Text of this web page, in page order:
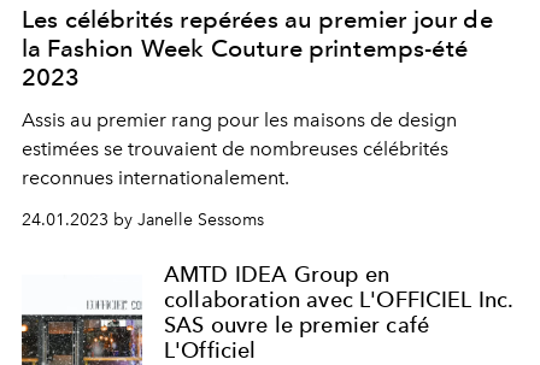
Les célébrités repérées au premier jour de
la Fashion Week Couture printemps-été
2023
Assis au premier rang pour les maisons de design
estimées se trouvaient de nombreuses célébrités
reconnues internationalement.
24.01.2023 by Janelle Sessoms
AMTD IDEA Group en
collaboration avec L'OFFICIEL Inc.
SAS ouvre le premier café
L'Officiel